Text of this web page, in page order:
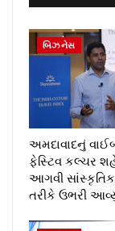
બિઝનેસ
અમદાવાદનું
ફેસ્ટિવ કલ્ચર
આગવી
તરીકે ઉભરી